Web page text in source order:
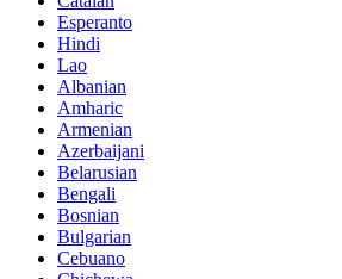
Esperanto
Hindi
Lao
Albanian
Amharic
Armenian
Azerbaijani
Belarusian
Bengali
Bosnian
Bulgarian
Cebuano